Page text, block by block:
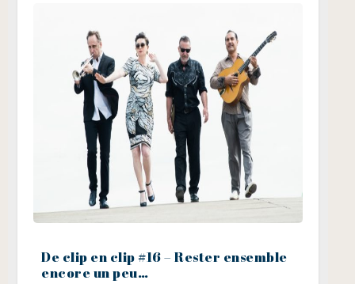
De clip en clip #16 – Rester ensemble
encore un peu…